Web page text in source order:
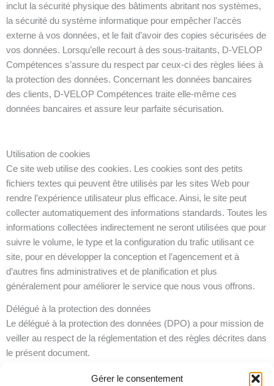
Gérer le consentement
inclut la sécurité physique des bâtiments abritant nos systèmes,
la sécurité du système informatique pour empêcher l’accès
externe à vos données, et le fait d’avoir des copies sécurisées de
vos données. Lorsqu’elle recourt à des sous-traitants, D-VELOP
Compétences s’assure du respect par ceux-ci des règles liées à
la protection des données. Concernant les données bancaires
des clients, D-VELOP Compétences traite elle-même ces
données bancaires et assure leur parfaite sécurisation.
Utilisation de cookies
Ce site web utilise des cookies. Les cookies sont des petits
fichiers textes qui peuvent être utilisés par les sites Web pour
rendre l’expérience utilisateur plus efficace. Ainsi, le site peut
collecter automatiquement des informations standards. Toutes les
informations collectées indirectement ne seront utilisées que pour
suivre le volume, le type et la configuration du trafic utilisant ce
site, pour en développer la conception et l’agencement et à
d’autres fins administratives et de planification et plus
généralement pour améliorer le service que nous vous offrons.
Délégué à la protection des données
Le délégué à la protection des données (DPO) a pour mission de
veiller au respect de la réglementation et des règles décrites dans
le présent document.
données à caractère personnel mis en œuvre dans l’entreprise et